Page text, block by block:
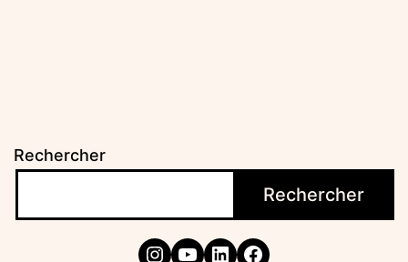
Rechercher
Rechercher
Instagram
YouTube
LinkedIn
Facebook